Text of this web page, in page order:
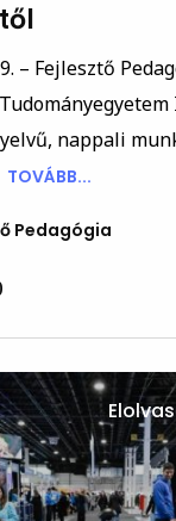
– Fejlesztő
nappali
TOVÁBB...
Pedagógia